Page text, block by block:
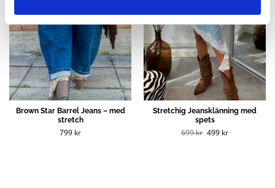
Brown Star Barrel Jeans – med
stretch
799 kr
Stretchig Jeansklänning med
spets
699kr Det
ursprungliga
499 krDet